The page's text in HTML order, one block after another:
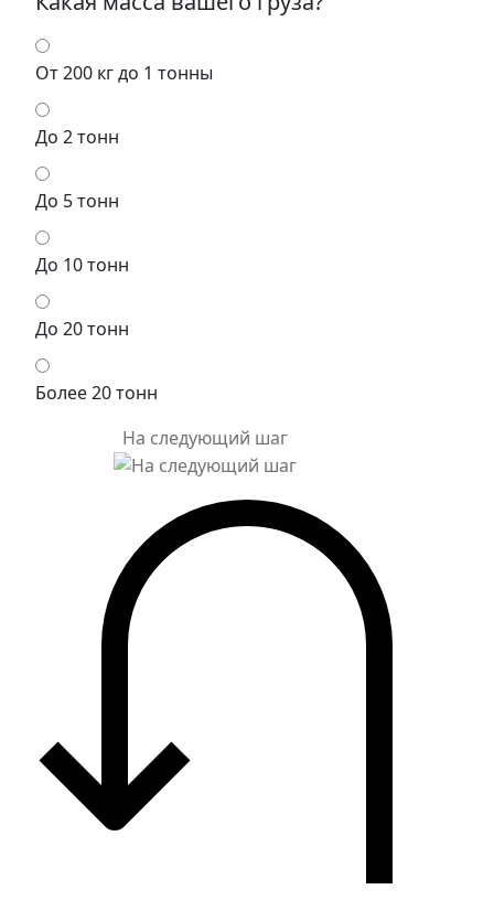
От 200 кг до 1 тонны
До 2 тонн
До 5 тонн
До 10 тонн
До 20 тонн
Более 20 тонн
На следующий шаг